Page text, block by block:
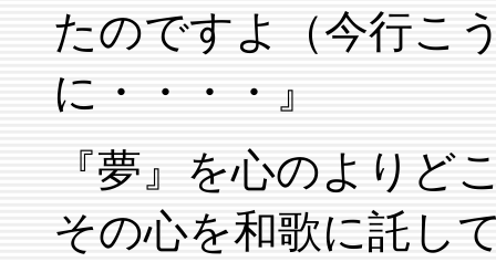
たのですよ（今行こ
に・・・・』
『夢』を心のよりど
その心を和歌に託し